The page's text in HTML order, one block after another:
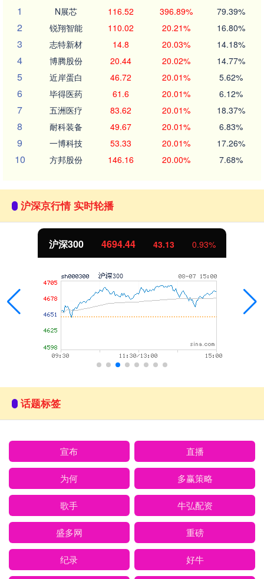
1
N展芯 116.52 396.89% 79.39%
2 锐翔智能 110.02 20.21% 16.80%
3 志特新材 14.8 20.03% 14.18%
4 博腾股份 20.44 20.02% 14.77%
5 近岸蛋白 46.72 20.01% 5.62%
6 毕得医药 61.6 20.01% 6.12%
7 五洲医疗 83.62 20.01% 18.37%
8 耐科装备 49.67 20.01% 6.83%
9 一博科技 53.33 20.01% 17.26%
10 方邦股份 146.16 20.00% 7.68%
沪深京行情 实时轮播
沪深300 4694.44 43.13 0.93%
话题标签
宣布 直播
为何 多赢策略
歌手 牛弘配资
盛多网 重磅
纪录 好牛